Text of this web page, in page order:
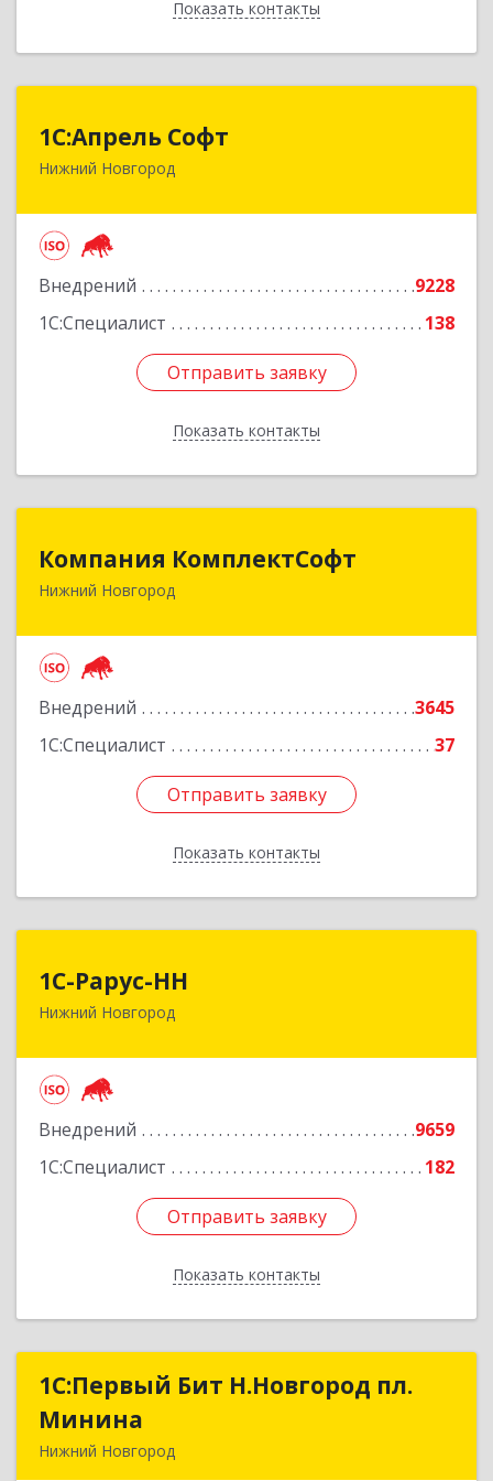
Показать контакты
Назад
1С:Апрель Софт
Нижний Новгород
Внедрений
9228
1С:Специалист
138
Отправить заявку
Показать контакты
603000, Нижегородская обл, Нижний Новгород
Отправить заявку
Назад
Компания КомплектСофт
Нижний Новгород
Внедрений
3645
1С:Специалист
37
Отправить заявку
Показать контакты
Компания КомплектСофт
603006, Нижегородская обл, Нижний Новгород
Отправить заявку
Назад
1С-Рарус-НН
Нижний Новгород
Внедрений
9659
1С:Специалист
182
Отправить заявку
Показать контакты
603093, Нижегородская обл, г.о. город Нижний
Подробнее
Отправить заявку
Назад
1С:Первый Бит Н.Новгород пл.
Минина
Нижний Новгород
1С:Первый Бит Н.Новгород пл.